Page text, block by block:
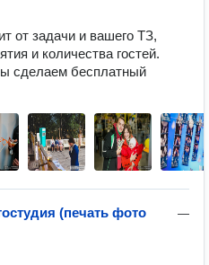
от задачи и вашего ТЗ,
и количества гостей.
сделаем бесплатный
—
(печать фото